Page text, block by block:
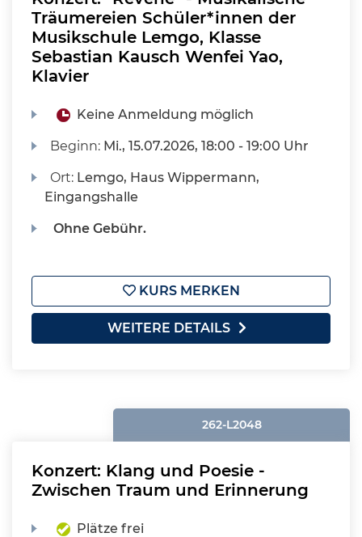
Träumereien Schüler*innen der
Musikschule Lemgo, Klasse
Sebastian Kausch Wenfei Yao,
Klavier
Keine Anmeldung möglich
Beginn: Mi., 15.07.2026, 18:00 - 19:00 Uhr
Ort: Lemgo, Haus Wippermann,
Eingangshalle
Ohne Gebühr.
KURS MERKEN
WEITERE DETAILS
262-L2048
Konzert: Klang und Poesie -
Zwischen Traum und Erinnerung
Plätze frei